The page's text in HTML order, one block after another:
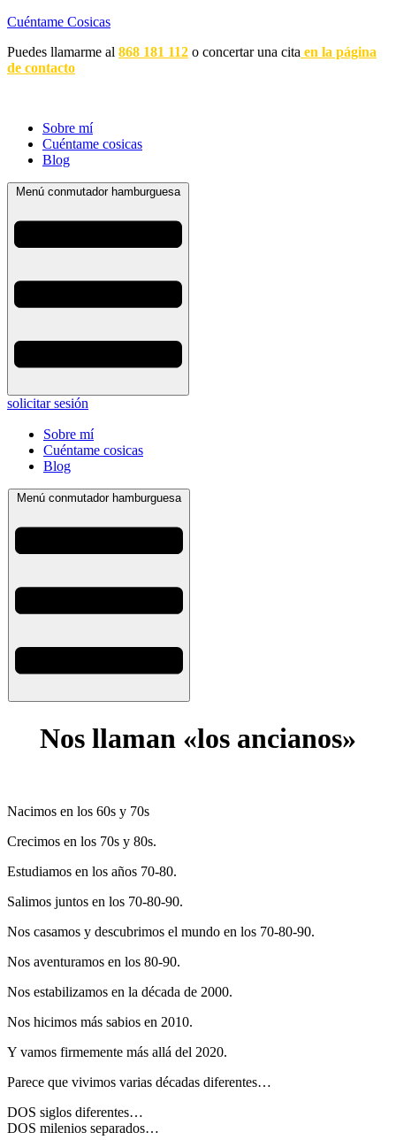
Cuéntame Cosicas
Puedes llamarme al 868 181 112 o concertar una cita en la página
de contacto
Sobre mí
Cuéntame cosicas
Blog
Menú conmutador hamburguesa
solicitar sesión
Sobre mí
Cuéntame cosicas
Blog
Menú conmutador hamburguesa
Nos llaman «los ancianos»
Nacimos en los 60s y 70s
Crecimos en los 70s y 80s.
Estudiamos en los años 70-80.
Salimos juntos en los 70-80-90.
Nos casamos y descubrimos el mundo en los 70-80-90.
Nos aventuramos en los 80-90.
Nos estabilizamos en la década de 2000.
Nos hicimos más sabios en 2010.
Y vamos firmemente más allá del 2020.
Parece que vivimos varias décadas diferentes…
DOS siglos diferentes…
DOS milenios separados…